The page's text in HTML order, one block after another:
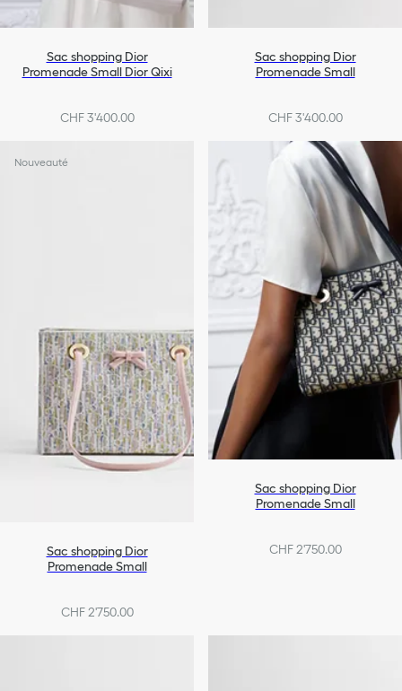
Sac shopping Dior
Promenade Small Dior Qixi
CHF 3'400.00
Sac shopping Dior
Promenade Small
CHF 3'400.00
Nouveauté
Sac shopping Dior
Promenade Small
CHF 2'750.00
Sac shopping Dior
Promenade Small
CHF 2'750.00